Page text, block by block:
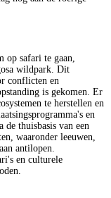
safari te gaan,
wildpark. Dit
conflicten en
is gekomen. Er
te herstellen en
en
thuisbasis van een
waaronder leeuwen,
antilopen.
en culturele